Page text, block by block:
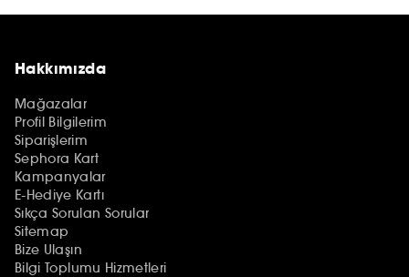
Hakkımızda
Mağazalar
Profil Bilgilerim
Siparişlerim
Sephora Kart
Kampanyalar
E-Hediye Kartı
Sıkça Sorulan Sorular
Sitemap
Bize Ulaşın
Bilgi Toplumu Hizmetleri